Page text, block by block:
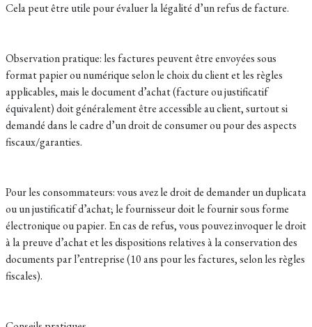
Cela peut être utile pour évaluer la légalité d’un refus de facture.
Observation pratique: les factures peuvent être envoyées sous
format papier ou numérique selon le choix du client et les règles
applicables, mais le document d’achat (facture ou justificatif
équivalent) doit généralement être accessible au client, surtout si
demandé dans le cadre d’un droit de consumer ou pour des aspects
fiscaux/garanties.
Pour les consommateurs: vous avez le droit de demander un duplicata
ou un justificatif d’achat; le fournisseur doit le fournir sous forme
électronique ou papier. En cas de refus, vous pouvez invoquer le droit
à la preuve d’achat et les dispositions relatives à la conservation des
documents par l’entreprise (10 ans pour les factures, selon les règles
fiscales).